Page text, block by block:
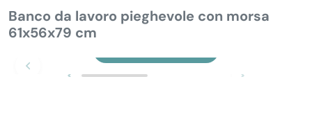
STOVIGLIE E TOVAGLIOLI
GIARDINO E ARREDO PER ESTERNO
Chi siamo
Personalizzazione Monouso
Banco da lavoro pieghevole con morsa
61x56x79 cm
Zoom